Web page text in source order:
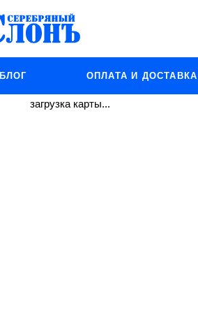
БЛОГ ОПЛАТА И ДОСТАВКА
загрузка карты...